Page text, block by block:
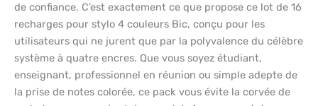
de confiance. C’est exactement ce que propose ce lot de 16
recharges pour stylo 4 couleurs Bic, conçu pour les
utilisateurs qui ne jurent que par la polyvalence du célèbre
système à quatre encres. Que vous soyez étudiant,
enseignant, professionnel en réunion ou simple adepte de
la prise de notes colorée, ce pack vous évite la corvée de